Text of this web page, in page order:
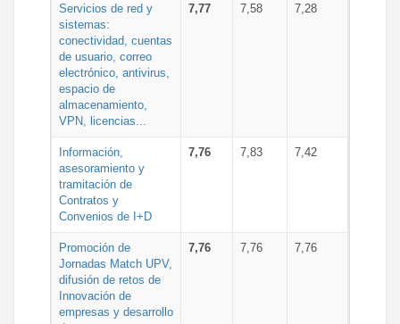
Servicios de red y
sistemas:
conectividad, cuentas
de usuario, correo
electrónico, antivirus,
espacio de
almacenamiento,
VPN, licencias...
7,77 7,58 7,28
Información,
asesoramiento y
tramitación de
Contratos y
Convenios de I+D
7,76 7,83 7,42
Promoción de
Jornadas Match UPV,
difusión de retos de
Innovación de
empresas y desarrollo
7,76 7,76 7,76